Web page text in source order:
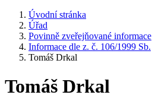
Úvodní stránka
Úřad
Povinně zveřejňované informace
Informace dle z. č. 106/1999 Sb.
Tomáš Drkal
Tomáš Drkal